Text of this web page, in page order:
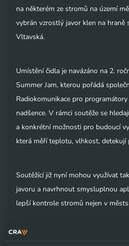
na některém ze stromů na území
vybrán vzrostlý javor klen na hraně
Vltavská.
Umístění čidla je navázáno na 2.
Summer Jam, kterou pořádá
Radiokomunikace pro
nadšence. V rámci soutěže se
a konkrétní možnosti pro budoucí
která měří teplotu, vlhkost,
Soutěžící již nyní mohou využívat
javoru a navrhnout smysluplnou
lepší kontrole stromů nejen v
„V současné době velmi intenzivně